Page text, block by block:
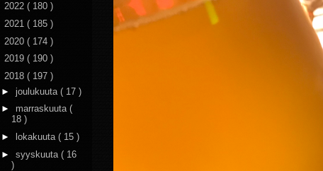
2022 ( 180 )
2021 ( 185 )
2020 ( 174 )
2019 ( 190 )
2018 ( 197 )
► joulukuuta ( 17 )
► marraskuuta (
18 )
►
lokakuuta ( 15 )
► syyskuuta ( 16
)